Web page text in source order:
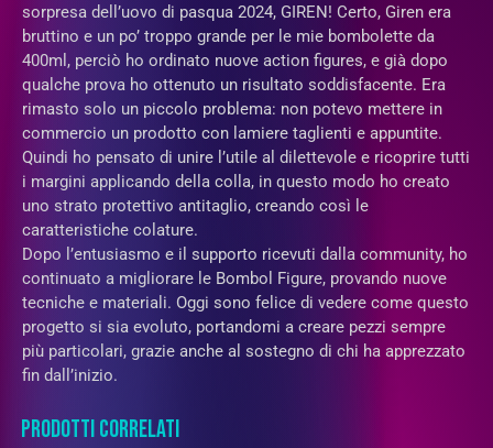
sorpresa dell’uovo di pasqua 2024, GIREN! Certo, Giren era
bruttino e un po’ troppo grande per le mie bombolette da
400ml, perciò ho ordinato nuove action figures, e già dopo
qualche prova ho ottenuto un risultato soddisfacente. Era
rimasto solo un piccolo problema: non potevo mettere in
commercio un prodotto con lamiere taglienti e appuntite.
Quindi ho pensato di unire l’utile al dilettevole e ricoprire tutti
i margini applicando della colla, in questo modo ho creato
uno strato protettivo antitaglio, creando così le
caratteristiche colature.
Dopo l’entusiasmo e il supporto ricevuti dalla community, ho
continuato a migliorare le Bombol Figure, provando nuove
tecniche e materiali. Oggi sono felice di vedere come questo
progetto si sia evoluto, portandomi a creare pezzi sempre
più particolari, grazie anche al sostegno di chi ha apprezzato
fin dall’inizio.
PRODOTTI CORRELATI